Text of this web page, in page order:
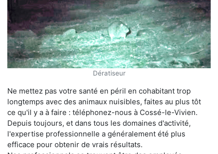
Dératiseur
Ne mettez pas votre santé en péril en cohabitant trop
longtemps avec des animaux nuisibles, faites au plus tôt
ce qu'il y a à faire : téléphonez-nous à Cossé-le-Vivien.
Depuis toujours, et dans tous les domaines d'activité,
l'expertise professionnelle a généralement été plus
efficace pour obtenir de vrais résultats.